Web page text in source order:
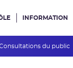
du public
INFORMATION